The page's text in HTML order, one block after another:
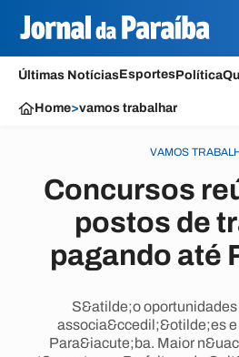
Últimas NotíciasEsportesPolítica
Home>vamos trabalhar
VAMOS
Concursos
postos de
pagando até
S&atilde;o
associa&ccedil;&otilde;es
Para&iacute;ba. Maior